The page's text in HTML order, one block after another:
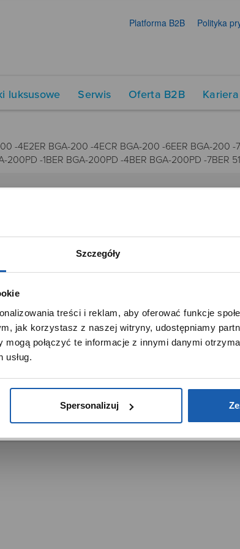
Szczegóły
treści i reklam, aby oferować funkcje
jak korzystasz z naszej witryny, udostępniamy
połączyć te informacje z innymi danymi
usług.
Spersonalizuj
Platforma B2B Polityka
luksusowe Serwis Oferta B2B Kariera
-4E2ER BGA-200 -4ECR BGA-200 -6EER BGA-200
200PD -1BER BGA-200PD -4BER BGA-200PD -7BER
Oferta dla firm
Time Trend
Salony muzyczne Riff
SZANOWNA UŻYTKOWNICZKO
plików cookie w celach analitycznych, statystycznych i
w tym aby analizować ruch w tej witrynie,
jej działanie oraz zapamiętywać Twoje preferencje.
SIĘ WIĘCEJ PRZEJDŹ DO SERWISU